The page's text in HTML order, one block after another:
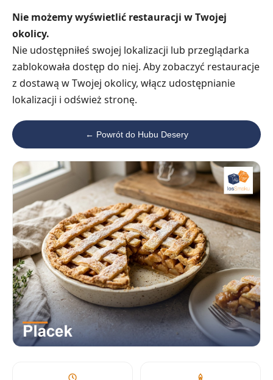
Nie możemy wyświetlić restauracji w Twojej
okolicy.
Nie udostępniłeś swojej lokalizacji lub przeglądarka
zablokowała dostęp do niej. Aby zobaczyć restauracje
z dostawą w Twojej okolicy, włącz udostępnianie
lokalizacji i odśwież stronę.
← Powrót do Hubu Desery